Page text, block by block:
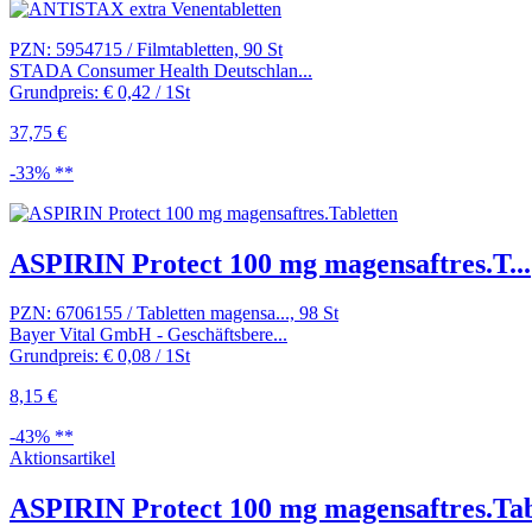
PZN: 5954715 / Filmtabletten, 90 St
STADA Consumer Health Deutschlan...
Grundpreis: € 0,42 / 1St
37,75 €
-33% **
ASPIRIN Protect 100 mg magensaftres.T...
PZN: 6706155 / Tabletten magensa..., 98 St
Bayer Vital GmbH - Geschäftsbere...
Grundpreis: € 0,08 / 1St
8,15 €
-43% **
Aktionsartikel
ASPIRIN Protect 100 mg